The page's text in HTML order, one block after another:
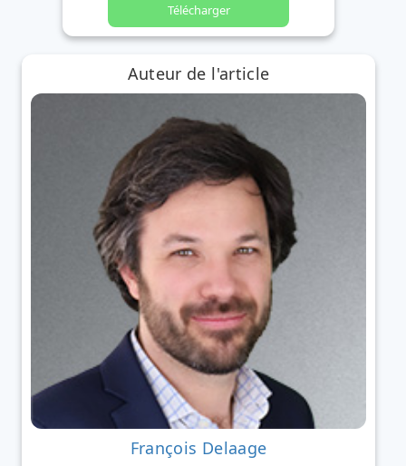
Télécharger
Auteur de l'article
François Delaage